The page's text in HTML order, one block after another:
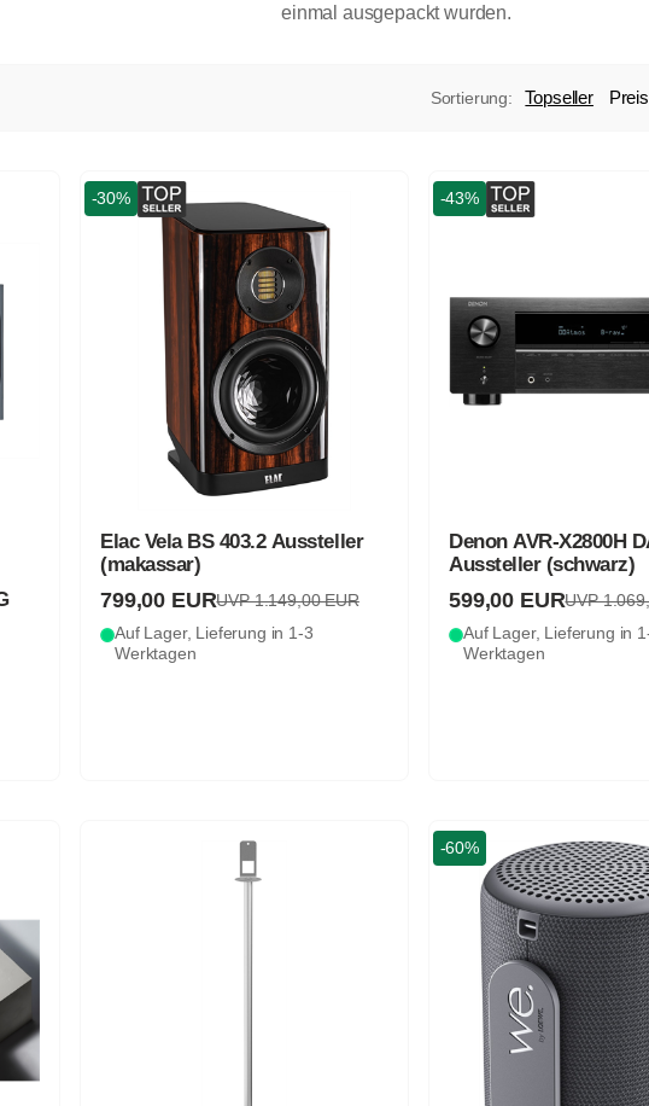
einmal ausgepackt wurden.
Sortierung: Topseller
Elac Vela BS 403.2 Aussteller
(makassar)
799,00 EURUVP 1.149,00 EUR
Auf Lager, Lieferung in 1-3
Werktagen
-30%
Denon AVR-X2800H
Aussteller (schwarz)
599,00 EURUVP
Auf Lager, Lieferung in
Werktagen
-43%
-60%